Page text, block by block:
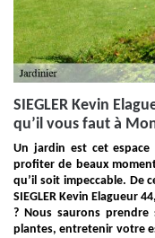
SIEGLER Kevin
qu’il vous faut à
Un jardin est cet
profiter de beaux
qu’il soit impeccable. De
SIEGLER Kevin Elagueur
? Nous saurons
plantes, entretenir votre